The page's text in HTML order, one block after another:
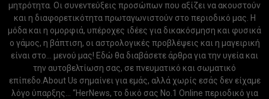
μητρότητα. Οι συνεντεύξεις προσώπων που αξίζει να ακουστούν
και η διαφορετικότητα πρωταγωνιστούν στο περιοδικό μας. Η
μόδα και η ομορφιά, υπέροχες ιδέες για δικακόσμηση και φυσικά
ο γάμος, η βάπτιση, οι αστρολογικές προβλέψεις και η μαγειρική
είναι στο... μενού μας! Εδώ θα διαβάσετε άρθρα για την υγεία και
την αυτοβελτίωση σας, σε πνευματικό και σωματικό
επίπεδο.About Us σημαίνει για εμάς, αλλά χωρίς εσάς δεν είχαμε
λόγο ύπαρξης... “HerNews, το δικό σας Νo.1 Online περιοδικό για